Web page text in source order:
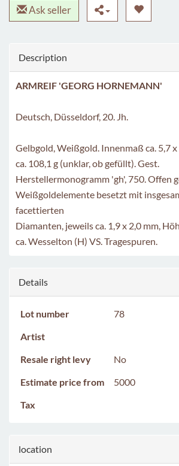
Ask seller
Description
ARMREIF 'GEORG HORNEMANN'
Deutsch, Düsseldorf, 20. Jh.
Gelbgold, Weißgold. Innenmaß ca. 5,7 x
ca. 108,1 g (unklar, ob gefüllt). Gest.
Herstellermonogramm 'gh', 750. Offen
Weißgoldelemente besetzt mit
facettierten
Diamanten, jeweils ca. 1,9 x 2,0 mm,
ca. Wesselton (H) VS. Tragespuren.
Details
Lot number
78
Artist
Resale right levy
No
Estimate price from
5000
Tax
location